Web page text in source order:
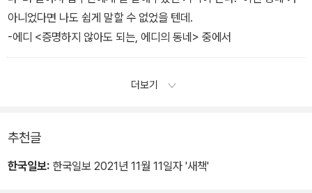
아니었다면 나도 쉽게 말할 수 없었을 텐데.
-에디 <증명하지 않아도 되는, 에디의 동네> 중에서
더보기
추천글
한국일보: 한국일보 2021년 11월 11일자 '새책'